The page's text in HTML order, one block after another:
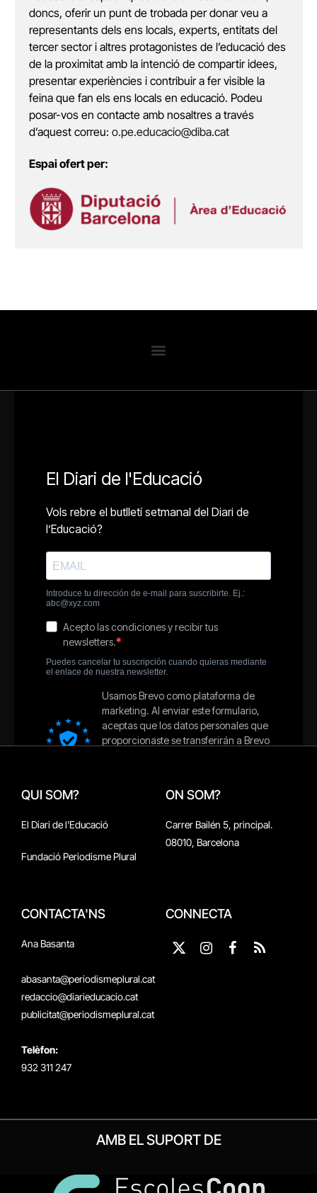
doncs, oferir un punt de trobada per donar veu a
representants dels ens locals, experts, entitats del
tercer sector i altres protagonistes de l’educació des
de la proximitat amb la intenció de compartir idees,
presentar experiències i contribuir a fer visible la
feina que fan els ens locals en educació. Podeu
posar-vos en contacte amb nosaltres a través
d’aquest correu: o.pe.educacio@diba.cat
Espai ofert per:
QUI SOM?
El Diari de l'Educació
Fundació Periodisme Plural
ON SOM?
Carrer Bailén 5, principal.
08010, Barcelona
CONTACTA'NS
Ana Basanta
abasanta@periodismeplural.cat
redaccio@diarieducacio.cat
publicitat@periodismeplural.cat
Telèfon:
932 311 247
CONNECTA
X
InstagramFacebook
RSS
AMB EL SUPORT DE